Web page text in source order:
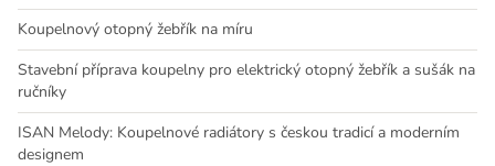
Koupelnový otopný žebřík na míru
Stavební příprava koupelny pro elektrický otopný žebřík a sušák na
ručníky
ISAN Melody: Koupelnové radiátory s českou tradicí a moderním
designem